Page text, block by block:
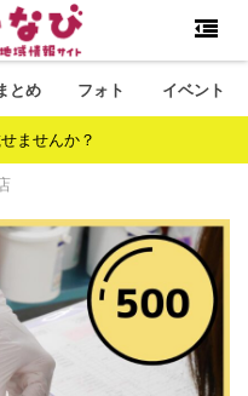
とめ フォト イベント
ませんか？